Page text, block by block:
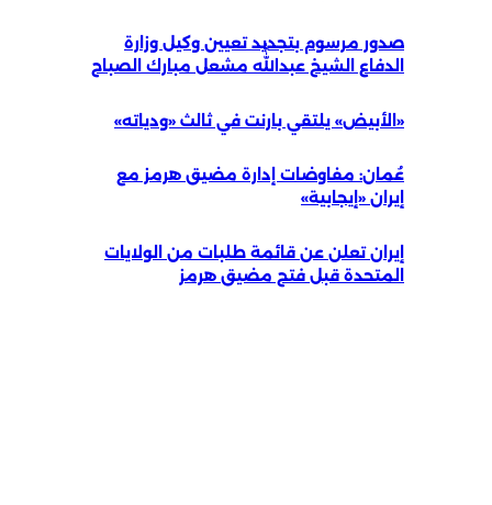
صدور مرسوم بتجديد تعيين وكيل وزارة
الدفاع الشيخ عبداللّٰه مشعل مبارك الصباح
«الأبيض» يلتقي بارنت في ثالث «ودياته»
عُمان: مفاوضات إدارة مضيق هرمز مع
إيران «إيجابية»
إيران تعلن عن قائمة طلبات من الولايات
المتحدة قبل فتح مضيق هرمز